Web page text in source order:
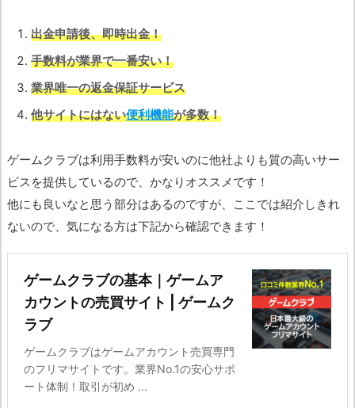
出金申請後、即時出金！
手数料が業界で一番安い！
業界唯一の返金保証サービス
他サイトにはない便利機能が多数！
ゲームクラブは利用手数料が安いのに他社よりも質の高いサー
ビスを提供しているので、かなりオススメです！
他にも良いなと思う部分はあるのですが、ここでは紹介しきれ
ないので、気になる方は下記から確認できます！
ゲームクラブの基本｜ゲームア
カウントの売買サイト | ゲームク
ラブ
ゲームクラブはゲームアカウント売買専門
のフリマサイトです。業界No.1の安心サポ
ート体制！取引が初め ...